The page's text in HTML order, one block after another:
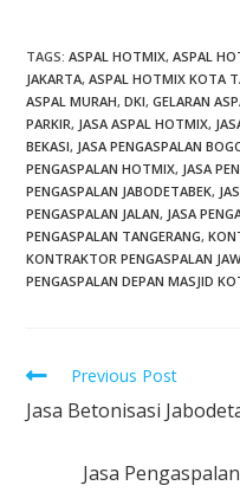
TAGS:ASPAL HOTMIX, ASPAL
JAKARTA, ASPAL HOTMIX KOTA
ASPAL MURAH, DKI, GELARAN
PARKIR, JASA ASPAL HOTMIX,
BEKASI, JASA PENGASPALAN
PENGASPALAN HOTMIX, JASA
PENGASPALAN JABODETABEK,
PENGASPALAN JALAN, JASA
PENGASPALAN TANGERANG,
KONTRAKTOR PENGASPALAN
PENGASPALAN DEPAN MASJID
Previous Post
Jasa Betonisasi
Jasa